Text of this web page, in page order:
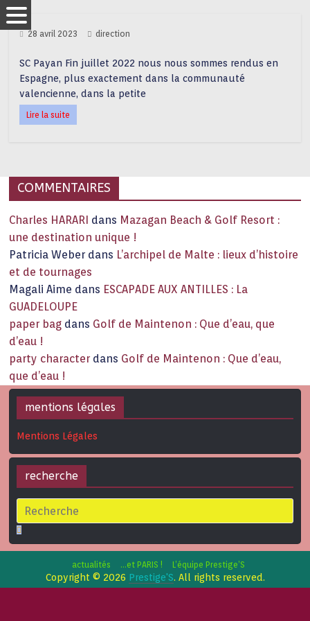
28 avril 2023 direction
SC Payan Fin juillet 2022 nous nous sommes rendus en
Espagne, plus exactement dans la communauté
valencienne, dans la petite
Lire la suite
COMMENTAIRES
Charles HARARI dans Mazagan Beach & Golf Resort :
une destination unique !
Patricia Weber dans L’archipel de Malte : lieux d’histoire
et de tournages
Magali Aime dans ESCAPADE AUX ANTILLES : La
GUADELOUPE
paper bag dans Golf de Maintenon : Que d’eau, que
d’eau !
party character dans Golf de Maintenon : Que d’eau,
que d’eau !
mentions légales
Mentions Légales
recherche
actualités …et PARIS ! L’équipe Prestige’S
Copyright © 2026 Prestige'S. All rights reserved.